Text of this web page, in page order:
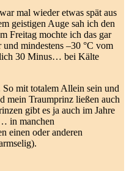
mal wieder etwas spät aus
geistigen Auge sah ich den
Freitag mochte ich das gar
mindestens –30 °C vom
30 Minus… bei Kälte
So mit totalem Allein sein und
mein Traumprinz ließen auch
gibt es ja auch im Jahre
in manchen
einen oder anderen